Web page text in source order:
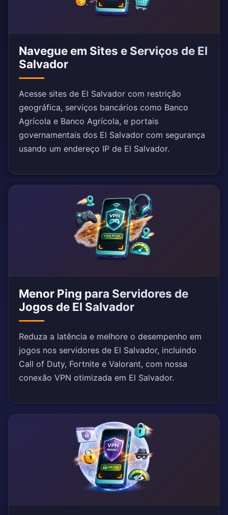
Navegue em Sites e Serviços de El
Salvador
Acesse sites de El Salvador com restrição
geográfica, serviços bancários como Banco
Agrícola e Banco Agrícola, e portais
governamentais dos El Salvador com segurança
usando um endereço IP de El Salvador.
Menor Ping para Servidores de
Jogos de El Salvador
Reduza a latência e melhore o desempenho em
jogos nos servidores de El Salvador, incluindo
Call of Duty, Fortnite e Valorant, com nossa
conexão VPN otimizada em El Salvador.